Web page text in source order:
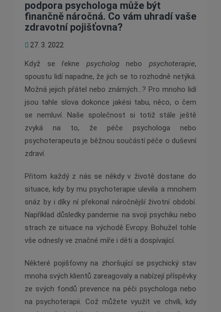
podpora psychologa může být
finančně náročná. Co vám uhradí vaše
zdravotní pojišťovna?
27. 3. 2022
Když se řekne psycholognebopsychoterapie,
spoustu lidí napadne, že jich se to rozhodně netýká.
Možná jejich přátel nebo známých…? Pro mnoho lidí
jsou tahle slova dokonce jakési tabu, něco, o čem
se nemluví. Naše společnost si totiž stále ještě
zvyká na to, že péče psychologa nebo
psychoterapeuta je běžnou součástí péče o duševní
zdraví.
Přitom každý z nás se někdy v životě dostane do
situace, kdy by mu psychoterapie ulevila a mnohem
snáz by i díky ní překonal náročnější životní období.
Například důsledky pandemie na svoji psychiku nebo
strach ze situace na východě Evropy. Bohužel tohle
vše odnesly ve značné míře i děti a dospívající.
Některé pojišťovny na zhoršující se psychický stav
mnoha svých klientů zareagovaly a nabízejí příspěvky
ze svých fondů prevence na péči psychologa nebo
na psychoterapii. Což můžete využít ve chvíli, kdy